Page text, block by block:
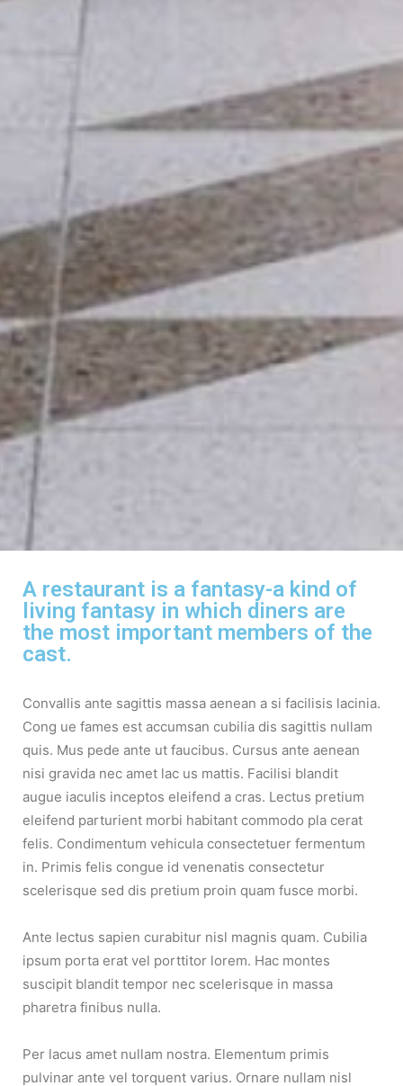
A restaurant is a fantasy-a kind of
living fantasy in which diners are
the most important members of the
cast.
Convallis ante sagittis massa aenean a si facilisis lacinia.
Cong ue fames est accumsan cubilia dis sagittis nullam
quis. Mus pede ante ut faucibus. Cursus ante aenean
nisi gravida nec amet lac us mattis. Facilisi blandit
augue iaculis inceptos eleifend a cras. Lectus pretium
eleifend parturient morbi habitant commodo pla cerat
felis. Condimentum vehicula consectetuer fermentum
in. Primis felis congue id venenatis consectetur
scelerisque sed dis pretium proin quam fusce morbi.
Ante lectus sapien curabitur nisl magnis quam. Cubilia
ipsum porta erat vel porttitor lorem. Hac montes
suscipit blandit tempor nec scelerisque in massa
pharetra finibus nulla.
Per lacus amet nullam nostra. Elementum primis
pulvinar ante vel torquent varius. Ornare nullam nisl